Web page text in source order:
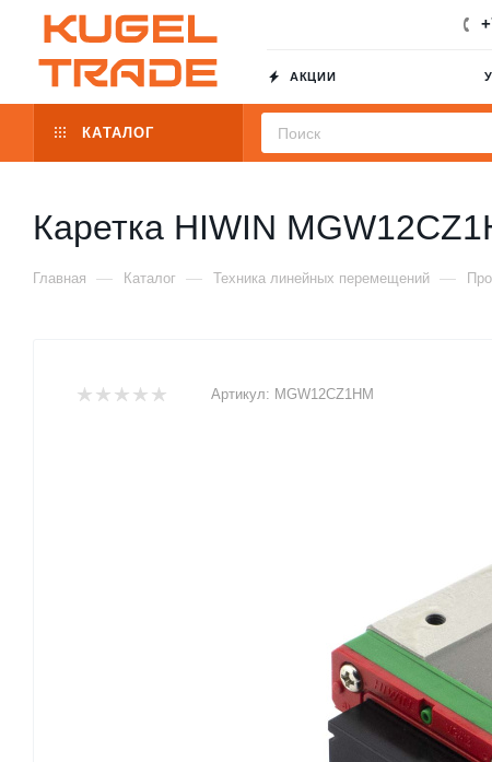
АКЦИИ
КАТАЛОГ
Каретка HIWIN
Главная — Каталог — Техника линейных перемещений —
Артикул: MGW12CZ1HM